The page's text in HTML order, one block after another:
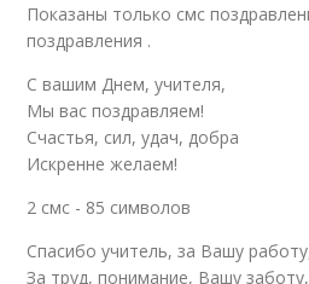
Показаны только смс
поздравления .
С вашим Днем, учителя,
Мы вас поздравляем!
Счастья, сил, удач, добра
Искренне желаем!
2 смс - 85 символов
Спасибо учитель, за Вашу
За труд, понимание, Вашу заботу,